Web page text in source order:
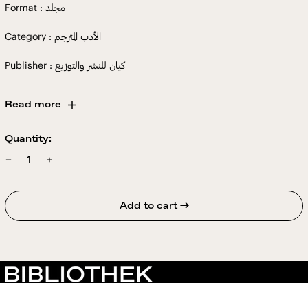
Format : مجلد
Category : الأدب المترجم
Publisher : كيان للنشر والتوزيع
Read more
Quantity:
Add to cart →